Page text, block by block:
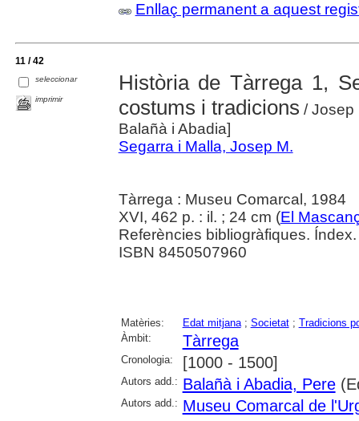
Enllaç permanent a aquest
11 / 42
seleccionar
imprimir
Història de Tàrrega 1,
costums i tradicions / Josep
Balañà i Abadia]
Segarra i Malla, Josep M.
Tàrrega : Museu Comarcal, 1984
XVI, 462 p. : il. ; 24 cm (El
Referències bibliogràfiques. Índex.
ISBN 8450507960
Matèries: Edat mitjana; Societat; Tradicions
Àmbit:
Tàrrega
Cronologia: [1000 - 1500]
Autors add.: Balañà i Abadia, Pere
Autors add.: Museu Comarcal de